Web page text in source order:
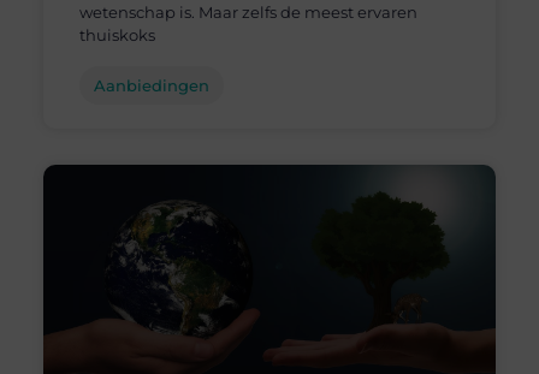
wetenschap is. Maar zelfs de meest ervaren
thuiskoks
Aanbiedingen